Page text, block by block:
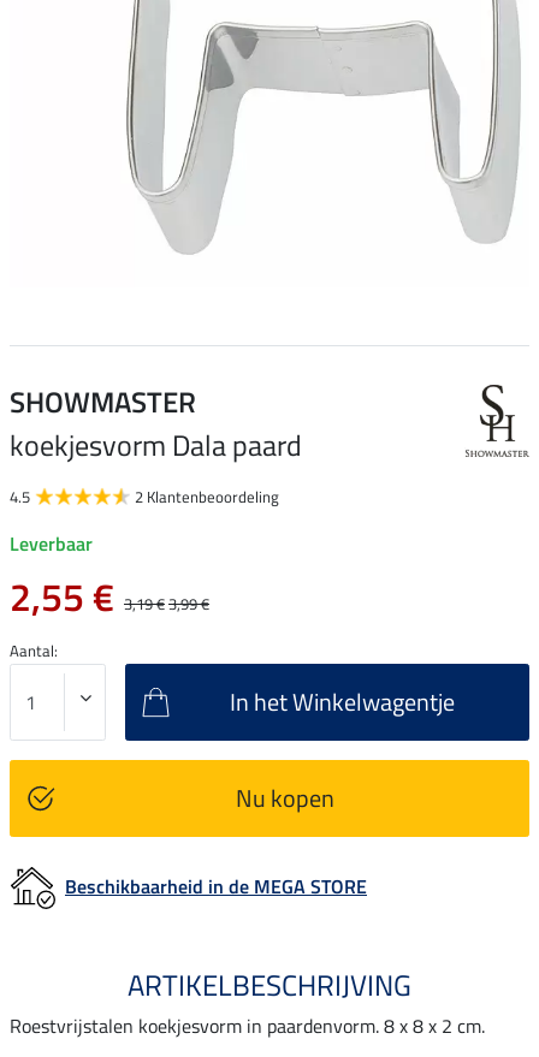
SHOWMASTER
koekjesvorm Dala paard
4.5 2 Klantenbeoordeling
Leverbaar
2,55 € 3,19 €3,99 €
Aantal:
In het Winkelwagentje
Nu kopen
Beschikbaarheid in de MEGA STORE
ARTIKELBESCHRIJVING
Roestvrijstalen koekjesvorm in paardenvorm. 8 x 8 x 2 cm.